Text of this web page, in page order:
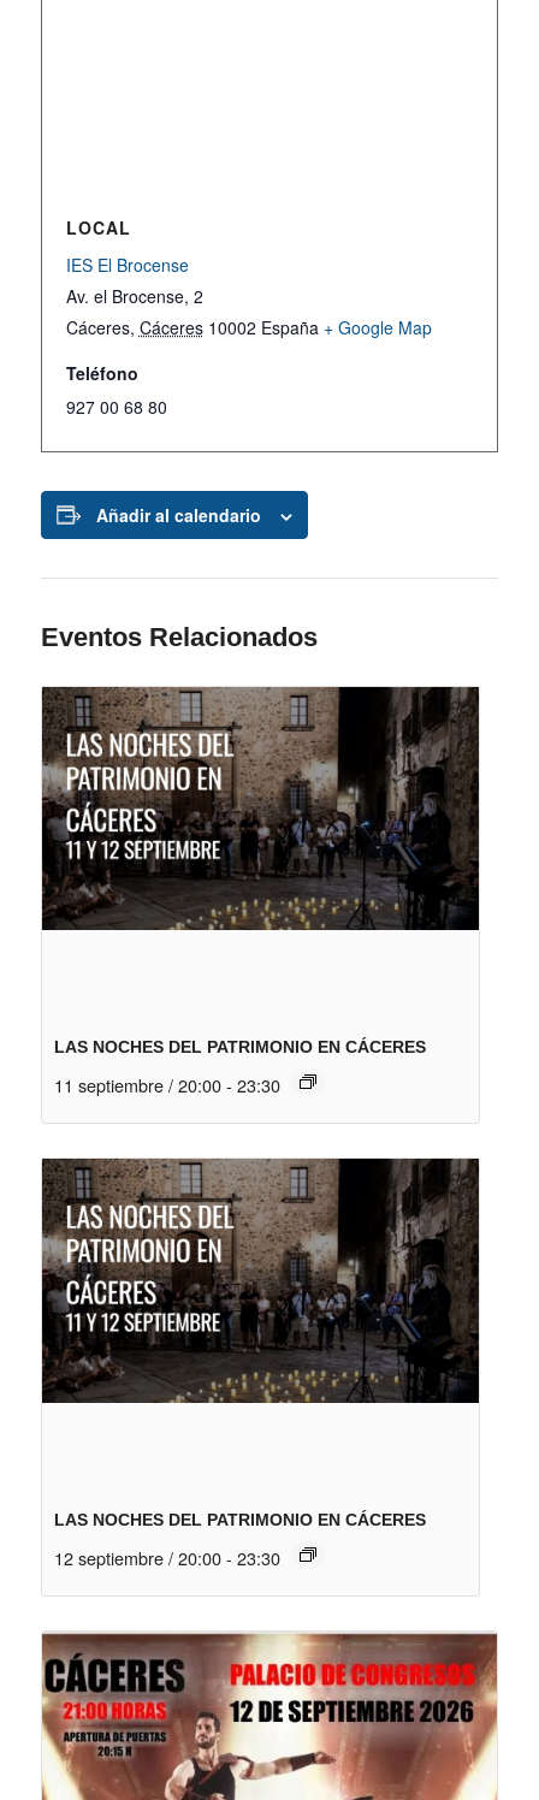
LOCAL
IES El Brocense
Av. el Brocense, 2
Cáceres, Cáceres 10002 España + Google Map
Teléfono
927 00 68 80
Añadir al calendario
Eventos Relacionados
LAS NOCHES DEL PATRIMONIO EN CÁCERES
11 septiembre / 20:00 - 23:30
LAS NOCHES DEL PATRIMONIO EN CÁCERES
12 septiembre / 20:00 - 23:30